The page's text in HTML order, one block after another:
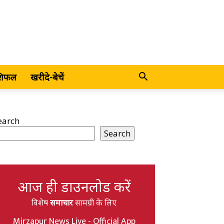
खरीदे-बेचें
Search
आज ही डाउनलोड करें
विशेषसमाचारसामग्री के लिए